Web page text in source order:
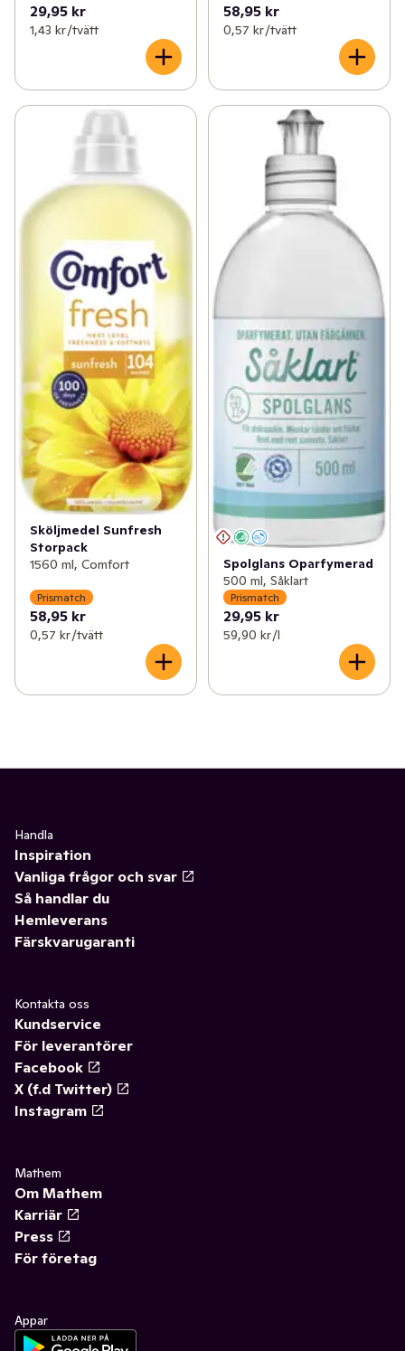
29,95 kr
1,43 kr /tvätt
58,95 kr
0,57 kr /tvätt
Sköljmedel Sunfresh
Storpack
1560 ml, Comfort
Prismatch
58,95 kr
0,57 kr /tvätt
Spolglans Oparfymerad
500 ml, Såklart
Prismatch
29,95 kr
59,90 kr /l
Handla
Inspiration
Vanliga frågor och svar
Så handlar du
Hemleverans
Färskvarugaranti
Kontakta oss
Kundservice
För leverantörer
Facebook
X (f.d Twitter)
Instagram
Mathem
Om Mathem
Karriär
Press
För företag
Appar